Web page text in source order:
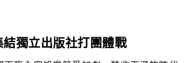
獨立出版社打團體戰